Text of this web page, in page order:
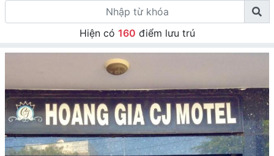
Hiện có 160 điểm lưu trú